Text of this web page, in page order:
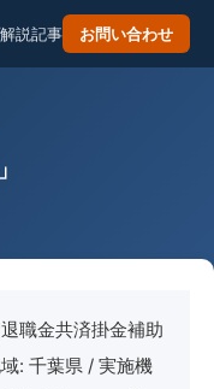
解説記事 お問い合わせ
職金共済掛金補助
: 千葉県 / 実施機